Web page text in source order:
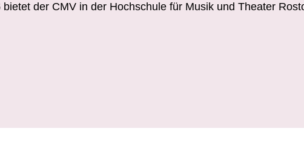
der CMV in der Hochschule für Musik und Theater